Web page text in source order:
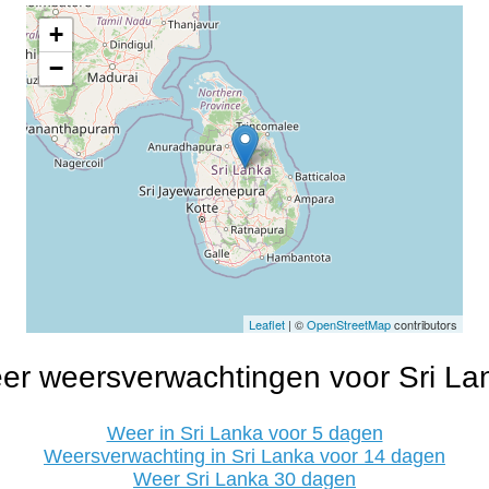
+
−
Leaflet | ©OpenStreetMapcontributors
weersverwachtingen voor Sri
Weer in Sri Lanka voor 5 dagen
Weersverwachting in Sri Lanka voor 14 dagen
Weer Sri Lanka 30 dagen